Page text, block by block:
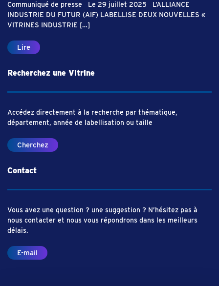
Communiqué de presse Le 29 juillet 2025 L’ALLIANCE
INDUSTRIE DU FUTUR (AIF) LABELLISE DEUX NOUVELLES «
VITRINES INDUSTRIE […]
Lire
Recherchez une Vitrine
Accédez directement à la recherche par thématique,
département, année de labellisation ou taille
Cherchez
Contact
Vous avez une question ? une suggestion ? N’hésitez pas à
nous contacter et nous vous répondrons dans les meilleurs
délais.
E-mail